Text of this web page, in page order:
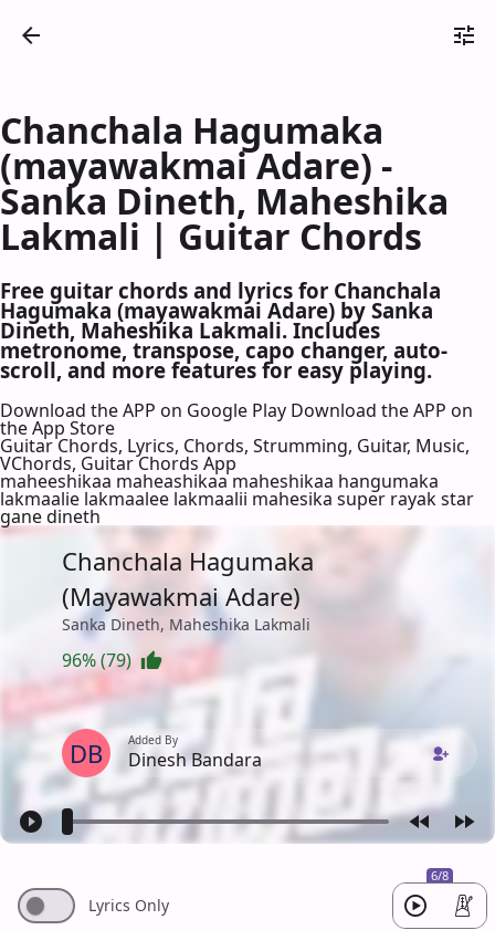
Chanchala Hagumaka
(mayawakmai Adare) -
Sanka Dineth, Maheshika
Lakmali | Guitar Chords
Free guitar chords and lyrics for Chanchala
Hagumaka (mayawakmai Adare) by Sanka
Dineth, Maheshika Lakmali. Includes
metronome, transpose, capo changer, auto-
scroll, and more features for easy playing.
Download the APP on Google Play Download the APP on
the App Store
Guitar Chords, Lyrics, Chords, Strumming, Guitar, Music,
VChords, Guitar Chords App
maheeshikaa maheashikaa maheshikaa hangumaka
lakmaalie lakmaalee lakmaalii mahesika super rayak star
gane dineth
Chanchala Hagumaka
(Mayawakmai Adare)
Sanka Dineth, Maheshika Lakmali
96% (79)
DB Added By
Dinesh Bandara
6/8
Lyrics Only